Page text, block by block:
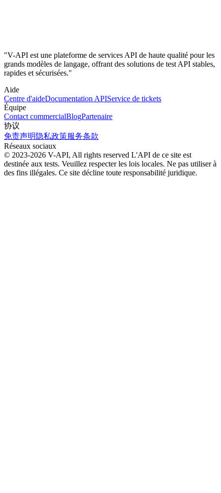
"V-API est une plateforme de services API de haute qualité pour les
grands modèles de langage, offrant des solutions de test API stables,
rapides et sécurisées."
Aide
Centre d'aideDocumentation APIService de tickets
Équipe
Contact commercialBlogPartenaire
协议
免责声明 隐私政策服务条款
Réseaux sociaux
© 2023-2026 V-API, All rights reserved L'API de ce site est
destinée aux tests. Veuillez respecter les lois locales. Ne pas utiliser à
des fins illégales. Ce site décline toute responsabilité juridique.